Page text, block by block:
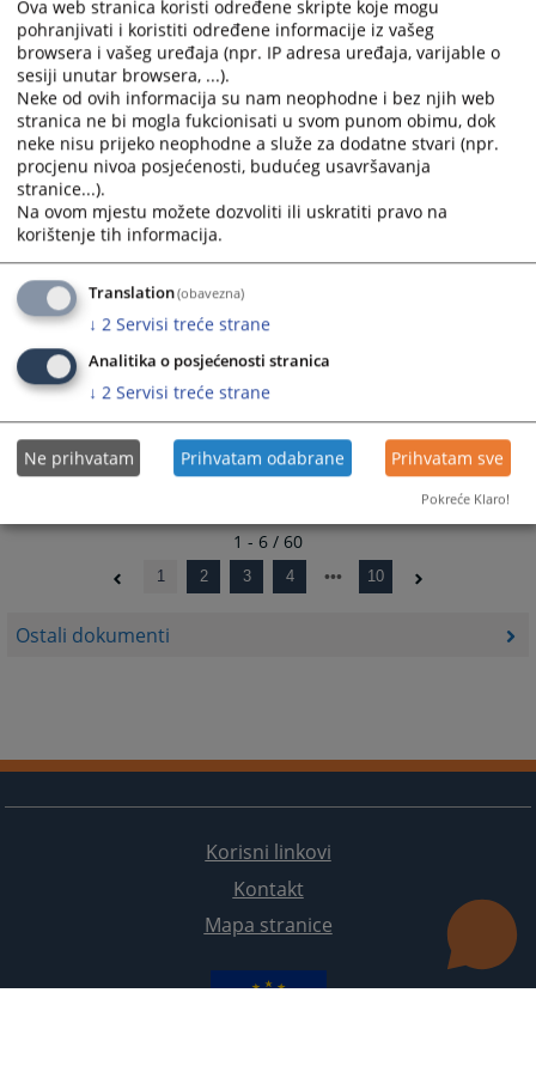
Ostali dokumenti
calendar
and
select
a
date.
Press
the
question
mark
key
to
get
the
keyboard
shortcuts
for
changing
dates.
calendar
and
select
a
date.
Press
the
mark
key
to
get
the
shortcuts
for
changing
dates.
20.03.2024.
Pravilnik BSTS-a BiH u vezi s izvještavanjem o imovini i
interesima
05.01.2024.
Odluka o imenovanju službenika za informisanje
23.06.2023.
Mišljenje VSTV-a BiH na Nacrt zakona
22.07.2021.
Pravilnik o internom prijavljivanju korupcije i zaštiti lica
koje prijavi korupciju u VSTV-u BiH
1 - 6 / 60
1 2 3 4 10
Korisni linkovi
Kontakt
Mapa stranice
Ova web stranica koristi određene skripte koje mogu
pohranjivati i koristiti određene informacije iz vašeg
browsera i vašeg uređaja (npr. IP adresa uređaja, varijable o
sesiji unutar browsera, ...).
Neke od ovih informacija su nam neophodne i bez njih web
stranica ne bi mogla fukcionisati u svom punom obimu, dok
neke nisu prijeko neophodne a služe za dodatne stvari (npr.
procjenu nivoa posjećenosti, budućeg usavršavanja
stranice...).
Na ovom mjestu možete dozvoliti ili uskratiti pravo na
korištenje tih informacija.
Translation(obavezna)
↓ 2 Servisi treće strane
Analitika o posjećenosti stranica
↓ 2 Servisi treće strane
Ne prihvatam Prihvatam odabrane Prihvatam sve
Pokreće Klaro!